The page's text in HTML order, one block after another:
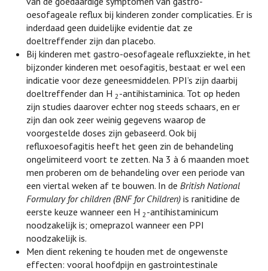
oesofageale reflux bij kinderen zonder complicaties. Er is
inderdaad geen duidelijke evidentie dat ze
doeltreffender zijn dan placebo.
Bij kinderen met gastro-oesofageale refluxziekte, in het
bijzonder kinderen met oesofagitis, bestaat er wel een
indicatie voor deze geneesmiddelen. PPI’s zijn daarbij
doeltreffender dan H2-antihistaminica. Tot op heden
zijn studies daarover echter nog steeds schaars, en er
zijn dan ook zeer weinig gegevens waarop de
voorgestelde doses zijn gebaseerd. Ook bij
refluxoesofagitis heeft het geen zin de behandeling
ongelimiteerd voort te zetten. Na 3 à 6 maanden moet
men proberen om de behandeling over een periode van
een viertal weken af te bouwen. In deBritish National
Formulary for children (BNF for Children) is ranitidine de
eerste keuze wanneer een H2-antihistaminicum
noodzakelijk is; omeprazol wanneer een PPI
noodzakelijk is.
Men dient rekening te houden met de ongewenste
effecten: vooral hoofdpijn en gastrointestinale